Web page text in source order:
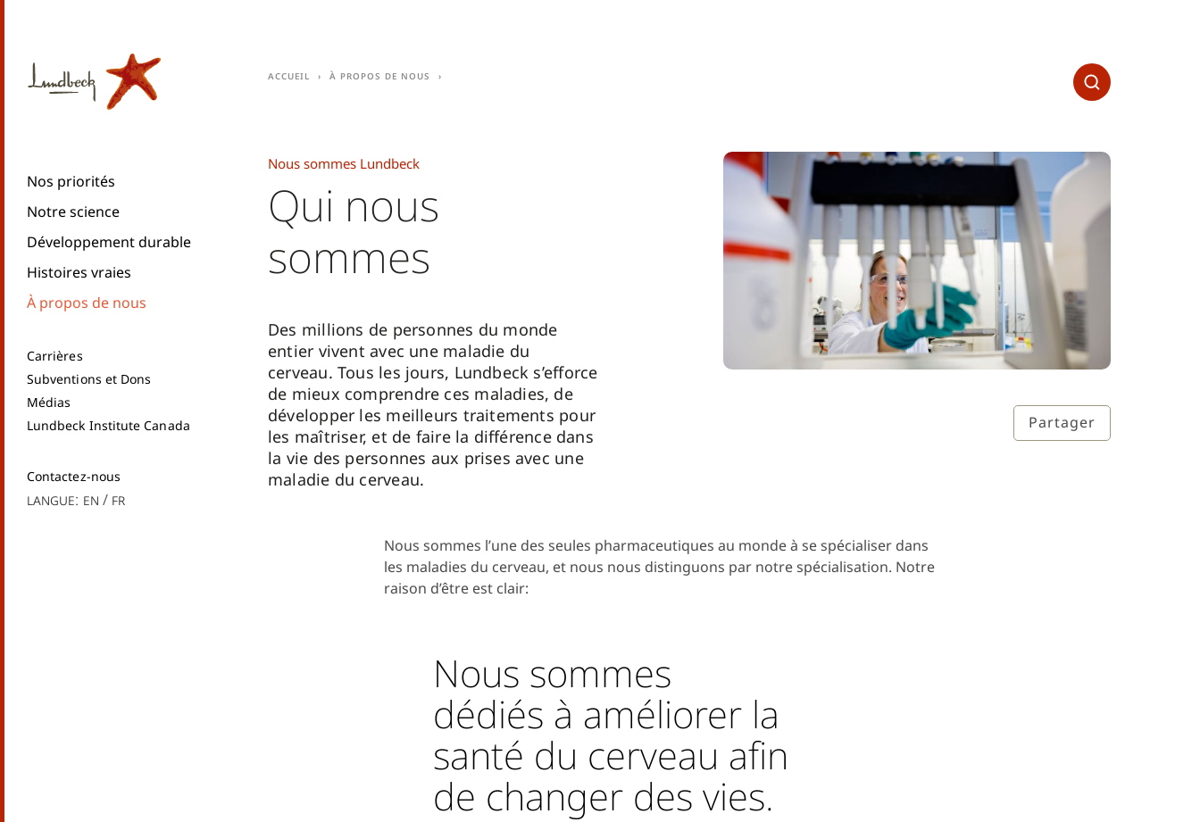
Nos priorités
Notre science
Développement durable
Histoires vraies
À propos de nous
Carrières
Subventions et Dons
Médias
Lundbeck Institute Canada
Contactez-nous
Langue: en fr
Accueil À propos de nous
Partager
Nous sommes Lundbeck
Qui nous
sommes
Des millions de personnes du monde
entier vivent avec une maladie du
cerveau. Tous les jours, Lundbeck s’efforce
de mieux comprendre ces maladies, de
développer les meilleurs traitements pour
les maîtriser, et de faire la différence dans
la vie des personnes aux prises avec une
maladie du cerveau.
Nous sommes l’une des seules pharmaceutiques au monde à se spécialiser dans
les maladies du cerveau, et nous nous distinguons par notre spécialisation. Notre
raison d’être est clair:
Nous sommes
dédiés à améliorer la
santé du cerveau afin
de changer des vies.